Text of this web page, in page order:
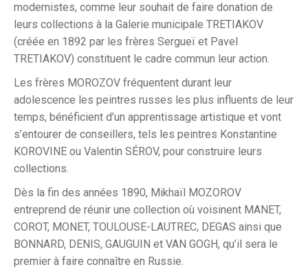
modernistes, comme leur souhait de faire donation de
leurs collections à la Galerie municipale TRETIAKOV
(créée en 1892 par les frères Sergueï et Pavel
TRETIAKOV) constituent le cadre commun leur action.
Les frères MOROZOV fréquentent durant leur
adolescence les peintres russes les plus influents de leur
temps, bénéficient d’un apprentissage artistique et vont
s’entourer de conseillers, tels les peintres Konstantine
KOROVINE ou Valentin SÉROV, pour construire leurs
collections.
Dès la fin des années 1890, Mikhaïl MOZOROV
entreprend de réunir une collection où voisinent MANET,
COROT, MONET, TOULOUSE-LAUTREC, DEGAS ainsi que
BONNARD, DENIS, GAUGUIN et VAN GOGH, qu’il sera le
premier à faire connaître en Russie.